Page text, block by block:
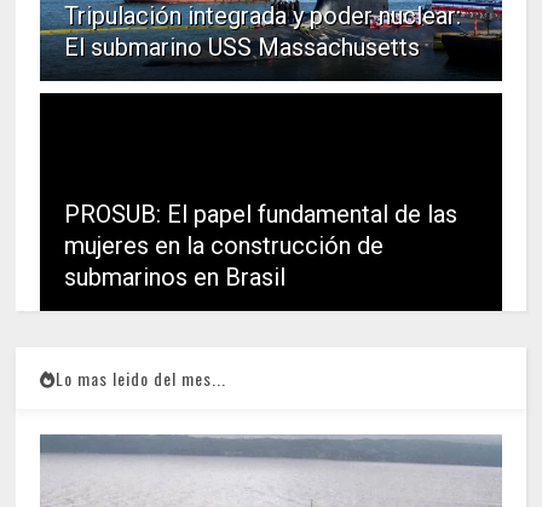
Tripulación integrada y poder nuclear:
El submarino USS Massachusetts
PROSUB: El papel fundamental de las
mujeres en la construcción de
submarinos en Brasil
Lo mas leido del mes...